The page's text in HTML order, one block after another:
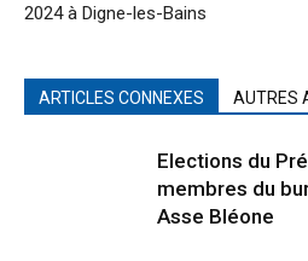
2024 à Digne-les-Bains
ARTICLES CONNEXES AUTRES
Elections du
membres du
Asse Bléone